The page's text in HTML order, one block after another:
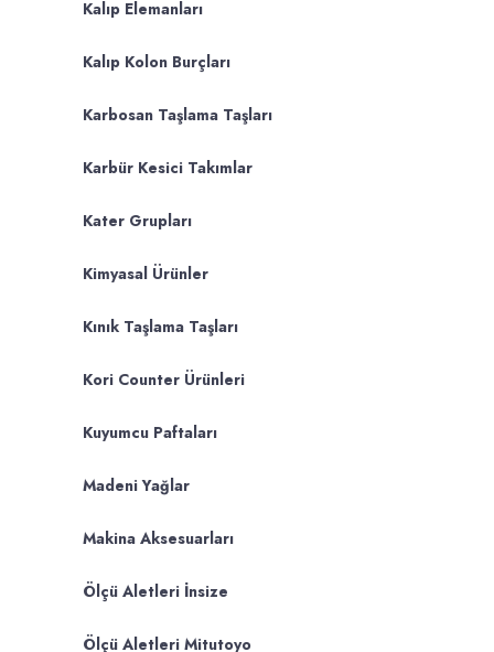
Kalıp Elemanları
Kalıp Kolon Burçları
Karbosan Taşlama Taşları
Karbür Kesici Takımlar
Kater Grupları
Kimyasal Ürünler
Kınık Taşlama Taşları
Kori Counter Ürünleri
Kuyumcu Paftaları
Madeni Yağlar
Makina Aksesuarları
Ölçü Aletleri İnsize
Ölçü Aletleri Mitutoyo